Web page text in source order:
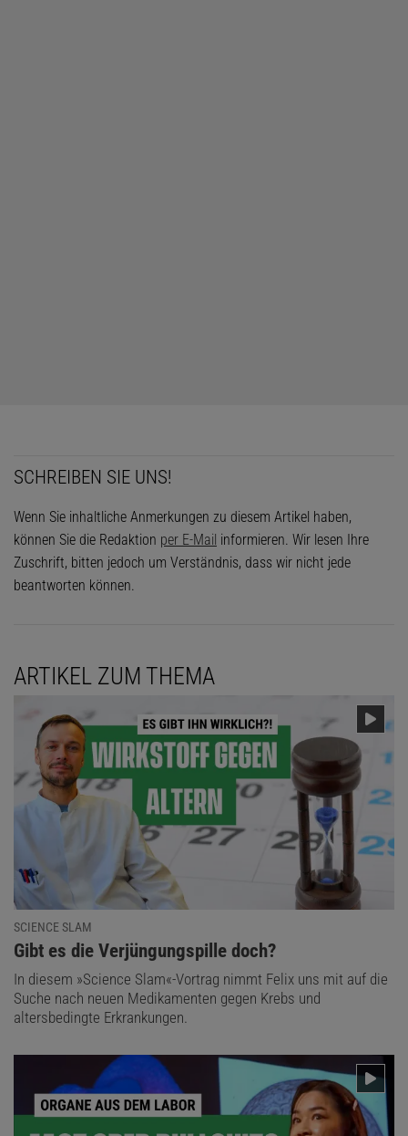
SCHREIBEN SIE UNS!
Wenn Sie inhaltliche Anmerkungen zu diesem Artikel haben,
können Sie die Redaktion per E-Mail informieren. Wir lesen Ihre
Zuschrift, bitten jedoch um Verständnis, dass wir nicht jede
beantworten können.
ARTIKEL ZUM THEMA
SCIENCE SLAM
:
Gibt es die Verjüngungspille doch?
In diesem »Science Slam«-Vortrag nimmt Felix uns mit auf die
Suche nach neuen Medikamenten gegen Krebs und
altersbedingte Erkrankungen.